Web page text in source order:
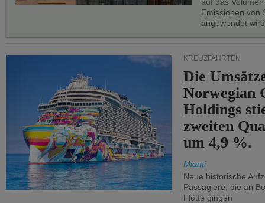
Emissionen von
angewendet
KREUZFAHRTEN
Die
Norwegian
Holdings
zweiten
um 4,9 %.
Miami
Neue historische
Passagiere, die an
Flotte gingen